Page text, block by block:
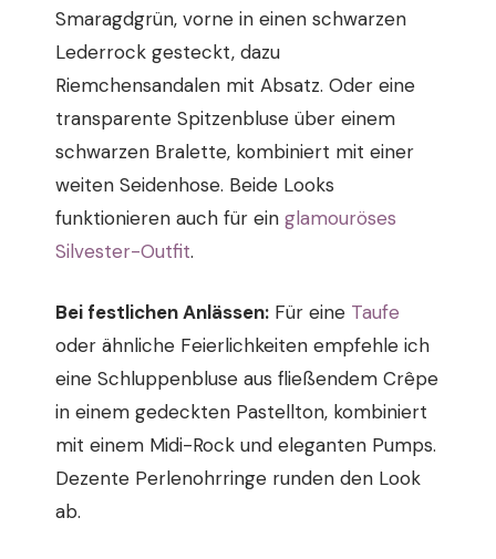
Smaragdgrün, vorne in einen schwarzen
Lederrock gesteckt, dazu
Riemchensandalen mit Absatz. Oder eine
transparente Spitzenbluse über einem
schwarzen Bralette, kombiniert mit einer
weiten Seidenhose. Beide Looks
funktionieren auch für ein glamouröses
Silvester-Outfit.
Bei festlichen Anlässen: Für eine Taufe
oder ähnliche Feierlichkeiten empfehle ich
eine Schluppenbluse aus fließendem Crêpe
in einem gedeckten Pastellton, kombiniert
mit einem Midi-Rock und eleganten Pumps.
Dezente Perlenohrringe runden den Look
ab.